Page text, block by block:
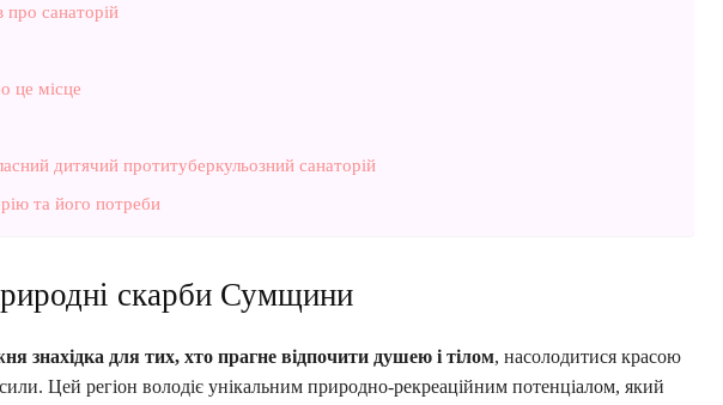
про санаторій
це місце
дитячий протитуберкульозний санаторій
та його потреби
скарби Сумщини
знахідка для тих, хто прагне відпочити душею і тілом, насолодитися красою
Цей регіон володіє унікальним природно-рекреаційним потенціалом, який